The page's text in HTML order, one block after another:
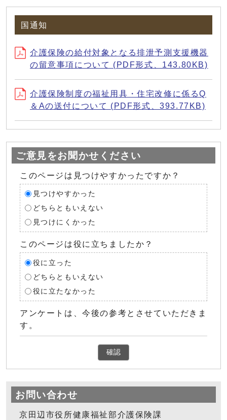
国通知
介護保険の給付対象となる排泄予測支援機器
の留意事項について (PDF形式、143.80KB)
介護保険制度の福祉用具・住宅改修に係るQ
＆Aの送付について (PDF形式、393.77KB)
ご意見をお聞かせください
このページは見つけやすかったですか？
見つけやすかった
どちらともいえない
見つけにくかった
このページは役に立ちましたか？
役に立った
どちらともいえない
役に立たなかった
アンケートは、今後の参考とさせていただきま
す。
確認
お問い合わせ
京田辺市役所健康福祉部介護保険課